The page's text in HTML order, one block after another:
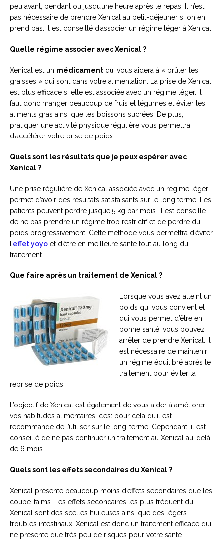
peu avant, pendant ou jusqu’une heure après le repas. Il n’est
pas nécessaire de prendre Xenical au petit-déjeuner si on en
prend pas. Il est conseillé d’associer un régime léger à Xenical.
Quelle régime associer avec Xenical ?
Xenical est un médicament qui vous aidera à « brûler les
graisses » qui sont dans votre alimentation. La prise de Xenical
est plus efficace si elle est associée avec un régime léger. Il
faut donc manger beaucoup de fruis et légumes et éviter les
aliments gras ainsi que les boissons sucrées. De plus,
pratiquer une activité physique régulière vous permettra
d’accélérer votre prise de poids.
Quels sont les résultats que je peux espérer avec
Xenical ?
Une prise régulière de Xenical associée avec un régime léger
permet d’avoir des résultats satisfaisants sur le long terme. Les
patients peuvent perdre jusque 5 kg par mois. Il est conseillé
de ne pas prendre un régime trop restrictif et de perdre du
poids progressivement. Cette méthode vous permettra d’éviter
l’effet yoyo et d’être en meilleure santé tout au long du
traitement.
Que faire après un traitement de Xenical ?
Lorsque vous avez atteint un
poids qui vous convient et
qui vous permet d’être en
bonne santé, vous pouvez
arrêter de prendre Xenical. Il
est nécessaire de maintenir
un régime équilibré après le
traitement pour éviter la
reprise de poids.
L’objectif de Xenical est également de vous aider à améliorer
vos habitudes alimentaires, c’est pour cela qu’il est
recommandé de l’utiliser sur le long-terme. Cependant, il est
conseillé de ne pas continuer un traitement au Xenical au-delà
de 6 mois.
Quels sont les effets secondaires du Xenical ?
Xenical présente beaucoup moins d’effets secondaires que les
coupe-faims. Les effets secondaires les plus fréquent du
Xenical sont des scelles huileuses ainsi que des légers
troubles intestinaux. Xenical est donc un traitement efficace qui
ne présente que très peu de risques pour votre santé.